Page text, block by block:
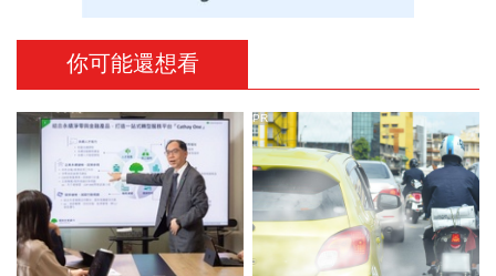
你可能還想看
PR